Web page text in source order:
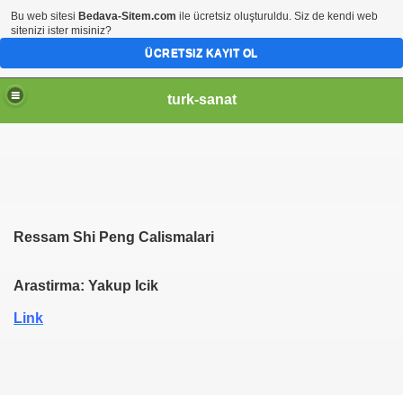
turk-sanat
Ressam Shi Peng Calismalari
Arastirma: Yakup Icik
Link
Bu web sitesi Bedava-Sitem.com ile ücretsiz oluşturuldu. Siz de kendi web
sitenizi ister misiniz?
ÜCRETSIZ KAYIT OL